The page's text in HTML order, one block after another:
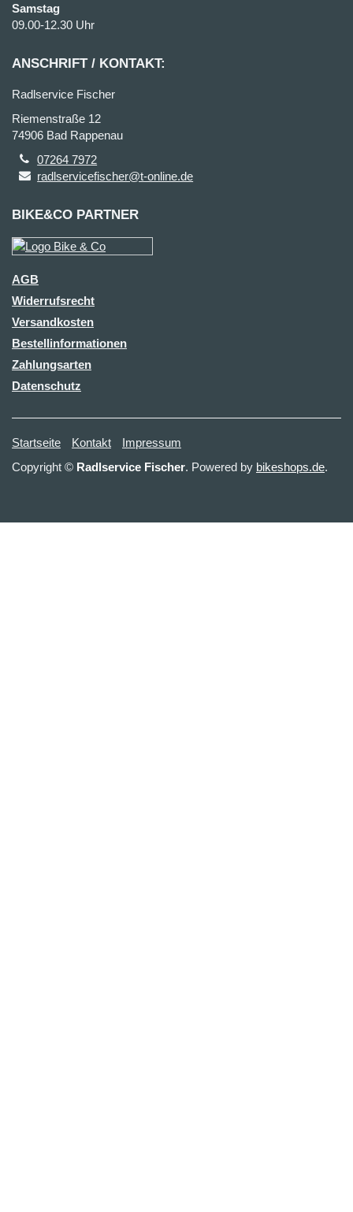
Samstag
09.00-12.30 Uhr
ANSCHRIFT / KONTAKT:
Radlservice Fischer
Riemenstraße 12
74906 Bad Rappenau
07264 7972
radlservicefischer@t-online.de
BIKE&CO PARTNER
AGB
Widerrufsrecht
Versandkosten
Bestellinformationen
Zahlungsarten
Datenschutz
Startseite Kontakt
Impressum
Copyright © Radlservice Fischer. Powered by bikeshops.de.